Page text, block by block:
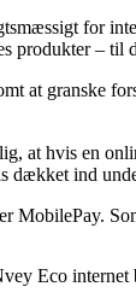
for
produkter –
at granske
at hvis en
dækket ind
MobilePay.
Eco internet